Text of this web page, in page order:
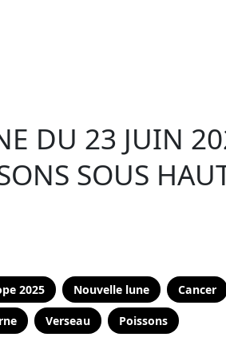
DU 23 JUIN
SOUS
2025 Nouvelle lune Cancer
Verseau Poissons